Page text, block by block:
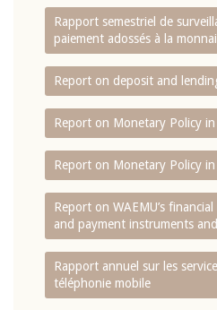
Rapport semestriel de
paiement adossés à la
Report on deposit and
Report on Monetary Policy in
Report on Monetary Policy in
Report on WAEMU’s
and payment instruments
Rapport annuel sur les
téléphonie mobile